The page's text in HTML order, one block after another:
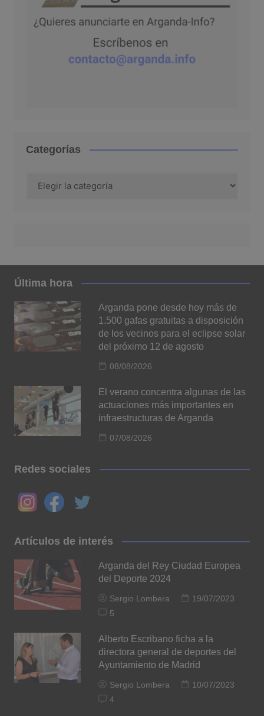
Categorías
Última hora
Arganda pone desde hoy más de
1.500 gafas gratuitas a disposición
de los vecinos para el eclipse solar
del próximo 12 de agosto
08/08/2026
El verano concentra algunas de las
actuaciones más importantes en
infraestructuras de Arganda
07/08/2026
Redes sociales
Artículos de interés
Arganda del Rey Ciudad Europea
del Deporte 2024
Sergio Lombera
19/07/2023
5
Alberto Escribano ficha a la
directora general de deportes del
Ayuntamiento de Madrid
Sergio Lombera
10/07/2023
4